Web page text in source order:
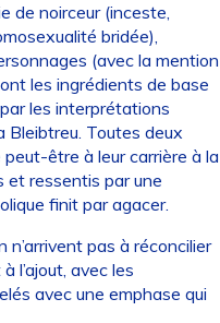
de noirceur (inceste,
bridée),
(avec la mention
les ingrédients de base
les interprétations
Bleibtreu. Toutes deux
être à leur carrière à la
et ressentis par une
finit par agacer.
pas à réconcilier
l’ajout, avec les
avec une emphase qui